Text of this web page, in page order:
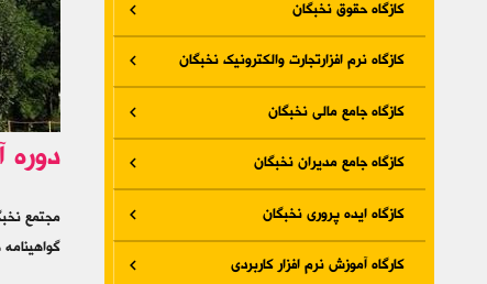
کازگاه حقوق نخبگان
کازگاه نرم افزارتجارت والکترونیک نخبگان
کازگاه جامع مالی نخبگان
کازگاه جامع مدیران نخبگان
کازگاه ایده پروری نخبگان
کارگاه آموزش نرم افزار کاربردی
مجتمع